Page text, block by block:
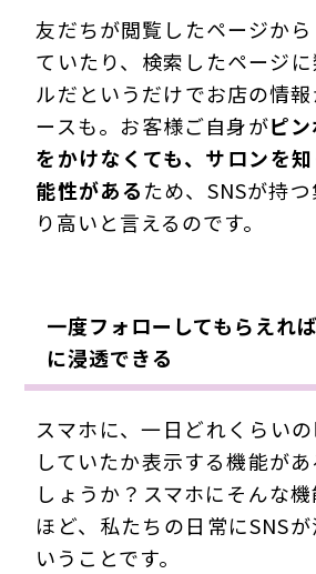
友だちが閲覧したページか
ていたり、検索したページ
ルだというだけでお店の情
ースも。お客様ご自身がピ
をかけなくても、サロンを
能性があるため、SNSが持
り高いと言えるのです。
一度フォローしてもらえれ
に浸透できる
スマホに、一日どれくらい
していたか表示する機能が
しょうか？スマホにそんな
ほど、私たちの日常にSNS
いうことです。